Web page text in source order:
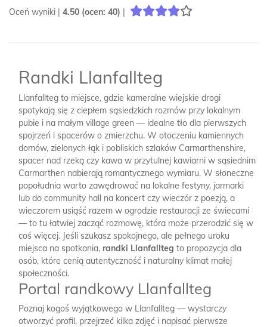
Oceń wyniki | 4.50 (ocen: 40) |
Randki Llanfallteg
Llanfallteg to miejsce, gdzie kameralne wiejskie drogi
spotykają się z ciepłem sąsiedzkich rozmów przy lokalnym
pubie i na małym village green — idealne tło dla pierwszych
spojrzeń i spacerów o zmierzchu. W otoczeniu kamiennych
domów, zielonych łąk i pobliskich szlaków Carmarthenshire,
spacer nad rzeką czy kawa w przytulnej kawiarni w sąsiednim
Carmarthen nabierają romantycznego wymiaru. W słoneczne
popołudnia warto zawędrować na lokalne festyny, jarmarki
lub do community hall na koncert czy wieczór z poezją, a
wieczorem usiąść razem w ogrodzie restauracji ze świecami
— to tu łatwiej zacząć rozmowę, która może przerodzić się w
coś więcej. Jeśli szukasz spokojnego, ale pełnego uroku
miejsca na spotkania, randki Llanfallteg to propozycja dla
osób, które cenią autentyczność i naturalny klimat małej
społeczności.
Portal randkowy Llanfallteg
Poznaj kogoś wyjątkowego w Llanfallteg — wystarczy
otworzyć profil, przejrzeć kilka zdjęć i napisać pierwsze